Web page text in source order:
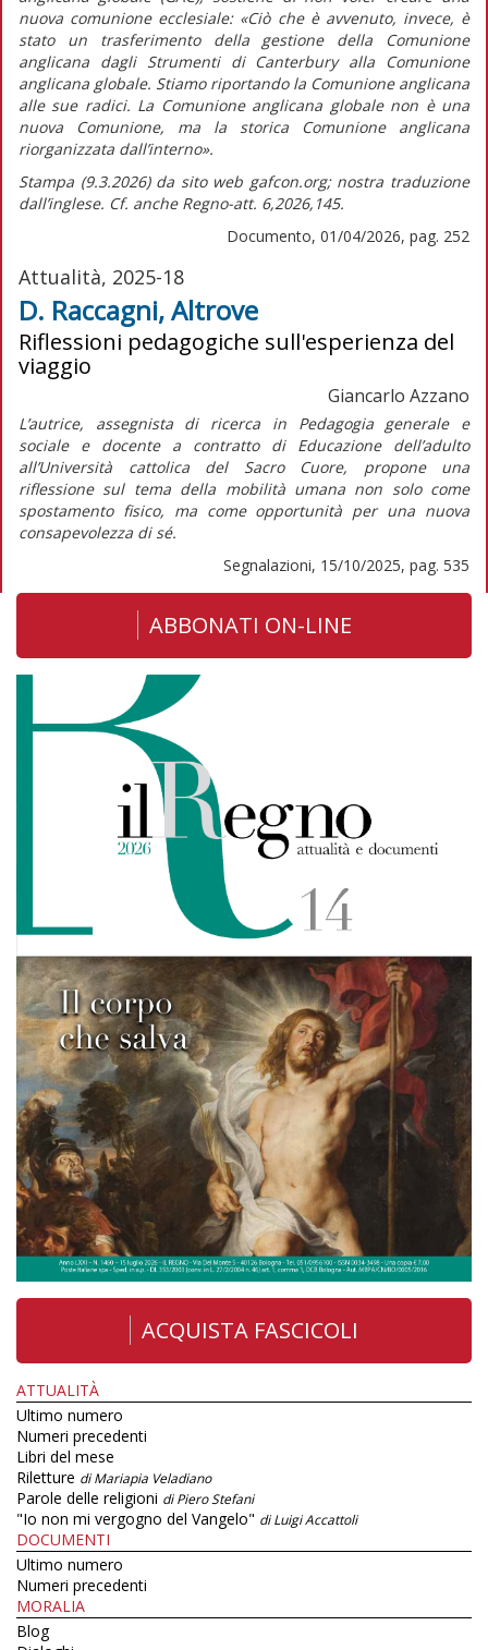
nuova comunione ecclesiale: «Ciò che è avvenuto, invece, è
stato un trasferimento della gestione della Comunione
anglicana dagli Strumenti di Canterbury alla Comunione
anglicana globale. Stiamo riportando la Comunione anglicana
alle sue radici. La Comunione anglicana globale non è una
nuova Comunione, ma la storica Comunione anglicana
riorganizzata dall’interno».
Stampa (9.3.2026) da sito web gafcon.org; nostra traduzione
dall’inglese. Cf. anche Regno-att. 6,2026,145.
Documento, 01/04/2026, pag. 252
Attualità, 2025-18
D. Raccagni, Altrove
Riflessioni pedagogiche sull'esperienza del
viaggio
Giancarlo Azzano
L’autrice, assegnista di ricerca in Pedagogia generale e
sociale e docente a contratto di Educazione dell’adulto
all’Università cattolica del Sacro Cuore, propone una
riflessione sul tema della mobilità umana non solo come
spostamento fisico, ma come opportunità per una nuova
consapevolezza di sé.
Segnalazioni, 15/10/2025, pag. 535
ABBONATI ON-LINE
ACQUISTA FASCICOLI
ATTUALITÀ
Ultimo numero
Numeri precedenti
Libri del mese
Riletture di Mariapia Veladiano
Parole delle religioni di Piero Stefani
"Io non mi vergogno del Vangelo" di Luigi Accattoli
DOCUMENTI
Ultimo numero
Numeri precedenti
MORALIA
Blog